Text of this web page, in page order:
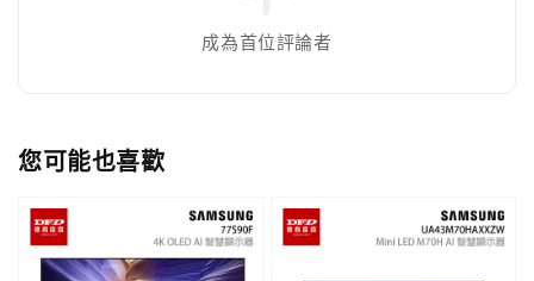
成為首位評論者
您可能也喜歡